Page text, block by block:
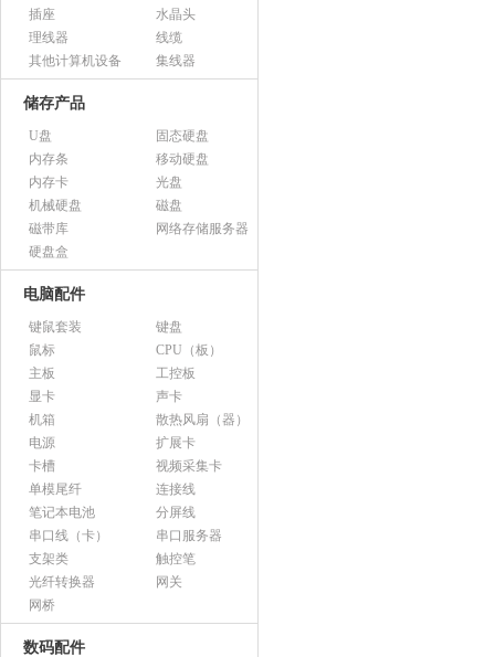
插座
水晶头
理线器
线缆
其他计算机设备
集线器
储存产品
U盘
固态硬盘
内存条
移动硬盘
内存卡
光盘
机械硬盘
磁盘
磁带库
网络存储服务器
硬盘盒
电脑配件
键鼠套装
键盘
鼠标
CPU（板）
主板
工控板
显卡
声卡
机箱
散热风扇（器）
电源
扩展卡
卡槽
视频采集卡
单模尾纤
连接线
笔记本电池
分屏线
串口线（卡）
串口服务器
支架类
触控笔
光纤转换器
网关
网桥
数码配件